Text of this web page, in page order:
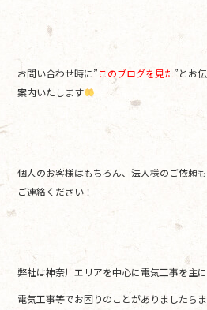
お問い合わせ時に”このブログを見た”とお
案内いたします
個人のお客様はもちろん、法人様のご依頼
ご連絡ください！
弊社は神奈川エリアを中心に電気工事を主
電気工事等でお困りのことがありましたら